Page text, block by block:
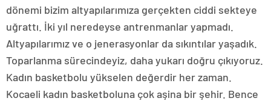
dönemi bizim altyapılarımıza gerçekten ciddi sekteye
uğrattı. İki yıl neredeyse antrenmanlar yapmadı.
Altyapılarımız ve o jenerasyonlar da sıkıntılar yaşadık.
Toparlanma sürecindeyiz, daha yukarı doğru çıkıyoruz.
Kadın basketbolu yükselen değerdir her zaman.
Kocaeli kadın basketboluna çok aşina bir şehir. Bence